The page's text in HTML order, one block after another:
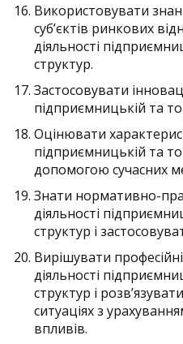
Використовувати
суб’єктів ринкових
діяльності
структур.
Застосовувати
підприємницькій та
Оцінювати
підприємницькій та
допомогою сучасних
Знати нормативно-
діяльності
структур і
Вирішувати
діяльності
структур і
ситуаціях з
впливів.